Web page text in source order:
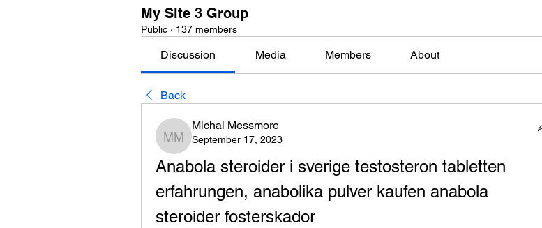
My Site 3 Group
Public · 137 members
Discussion Media Members About
Back
Michal Messmore
Michal Messmore
September 17, 2023
Anabola steroider i sverige testosteron tabletten
erfahrungen, anabolika pulver kaufen anabola
steroider fosterskador